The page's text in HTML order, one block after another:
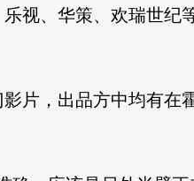
视、华策、欢瑞世纪
片，出品方中均有在